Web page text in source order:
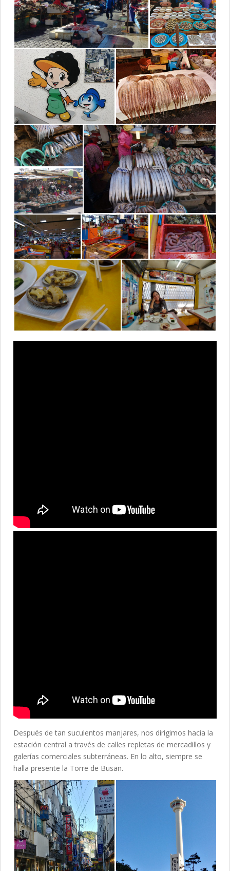
Después de tan suculentos manjares, nos dirigimos hacia la
estación central a través de calles repletas de mercadillos y
galerías comerciales subterráneas. En lo alto, siempre se
halla presente la Torre de Busan.